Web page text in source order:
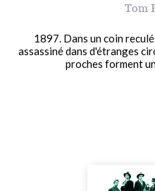
Tom
1897. Dans un coin
assassiné dans d'étranges
proches forment